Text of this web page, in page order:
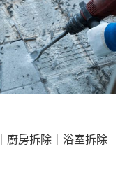
廚房拆除｜浴室拆除